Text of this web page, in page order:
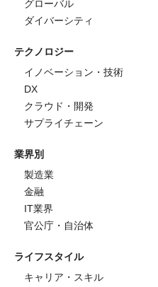
グローバル
ダイバーシティ
テクノロジー
イノベーション・技術
DX
クラウド・開発
サプライチェーン
業界別
製造業
金融
IT業界
官公庁・自治体
ライフスタイル
キャリア・スキル